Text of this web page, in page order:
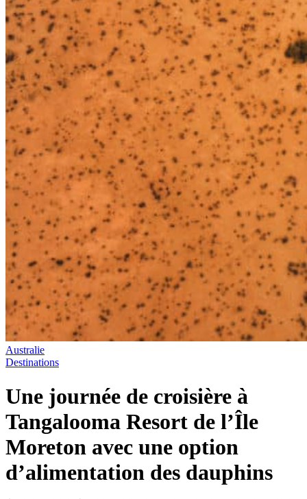
Australie
Destinations
Une journée de croisière à
Tangalooma Resort de l’Île
Moreton avec une option
d’alimentation des dauphins